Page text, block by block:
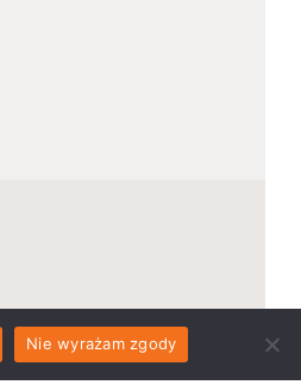
Nie wyrażam zgody